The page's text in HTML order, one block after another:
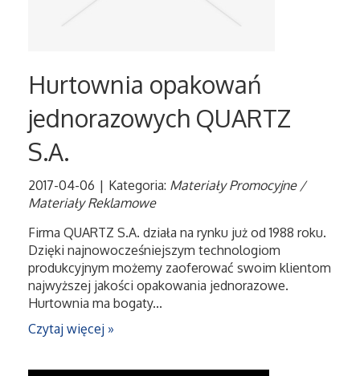
Strony Internetowe
Hurtownia opakowań
jednorazowych QUARTZ
S.A.
2017-04-06 | Kategoria: Materiały Promocyjne /
Materiały Reklamowe
Firma QUARTZ S.A. działa na rynku już od 1988 roku.
Dzięki najnowocześniejszym technologiom
produkcyjnym możemy zaoferować swoim klientom
najwyższej jakości opakowania jednorazowe.
Hurtownia ma bogaty...
Czytaj więcej »